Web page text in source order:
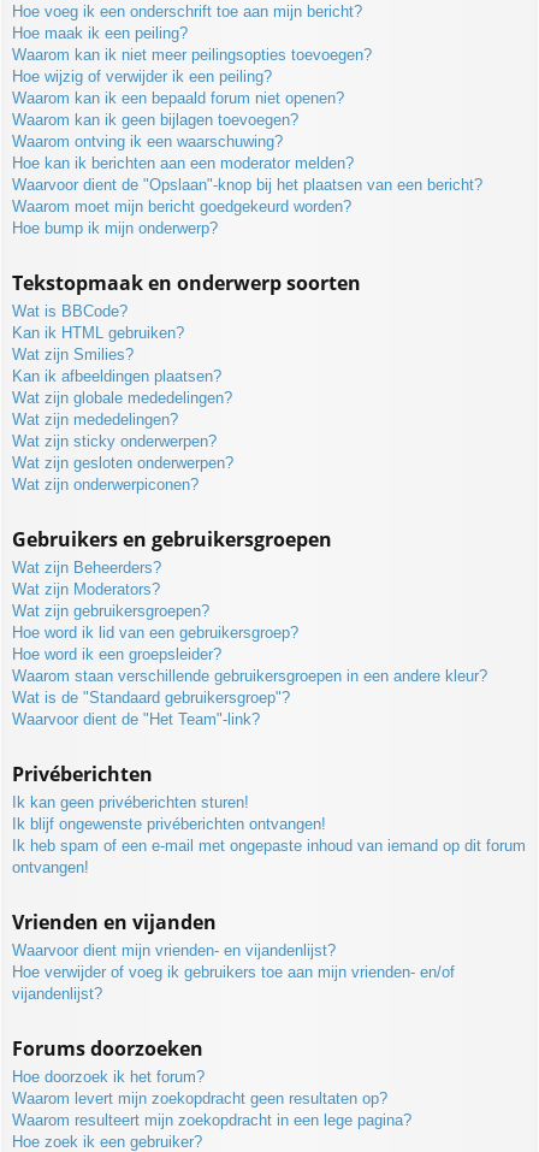
Hoe voeg ik een onderschrift toe aan mijn bericht?
Hoe maak ik een peiling?
Waarom kan ik niet meer peilingsopties toevoegen?
Hoe wijzig of verwijder ik een peiling?
Waarom kan ik een bepaald forum niet openen?
Waarom kan ik geen bijlagen toevoegen?
Waarom ontving ik een waarschuwing?
Hoe kan ik berichten aan een moderator melden?
Waarvoor dient de "Opslaan"-knop bij het plaatsen van een bericht?
Waarom moet mijn bericht goedgekeurd worden?
Hoe bump ik mijn onderwerp?
Tekstopmaak en onderwerp soorten
Wat is BBCode?
Kan ik HTML gebruiken?
Wat zijn Smilies?
Kan ik afbeeldingen plaatsen?
Wat zijn globale mededelingen?
Wat zijn mededelingen?
Wat zijn sticky onderwerpen?
Wat zijn gesloten onderwerpen?
Wat zijn onderwerpiconen?
Gebruikers en gebruikersgroepen
Wat zijn Beheerders?
Wat zijn Moderators?
Wat zijn gebruikersgroepen?
Hoe word ik lid van een gebruikersgroep?
Hoe word ik een groepsleider?
Waarom staan verschillende gebruikersgroepen in een andere kleur?
Wat is de "Standaard gebruikersgroep"?
Waarvoor dient de "Het Team"-link?
Privéberichten
Ik kan geen privéberichten sturen!
Ik blijf ongewenste privéberichten ontvangen!
Ik heb spam of een e-mail met ongepaste inhoud van iemand op dit forum
ontvangen!
Vrienden en vijanden
Waarvoor dient mijn vrienden- en vijandenlijst?
Hoe verwijder of voeg ik gebruikers toe aan mijn vrienden- en/of
vijandenlijst?
Forums doorzoeken
Hoe doorzoek ik het forum?
Waarom levert mijn zoekopdracht geen resultaten op?
Waarom resulteert mijn zoekopdracht in een lege pagina?
Hoe zoek ik een gebruiker?